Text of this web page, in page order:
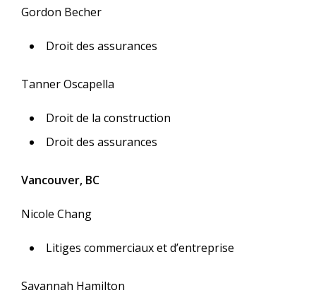
Gordon Becher
Droit des assurances
Tanner Oscapella
Droit de la construction
Droit des assurances
Vancouver, BC
Nicole Chang
Litiges commerciaux et d’entreprise
Savannah Hamilton